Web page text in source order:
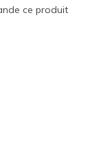
ce produit